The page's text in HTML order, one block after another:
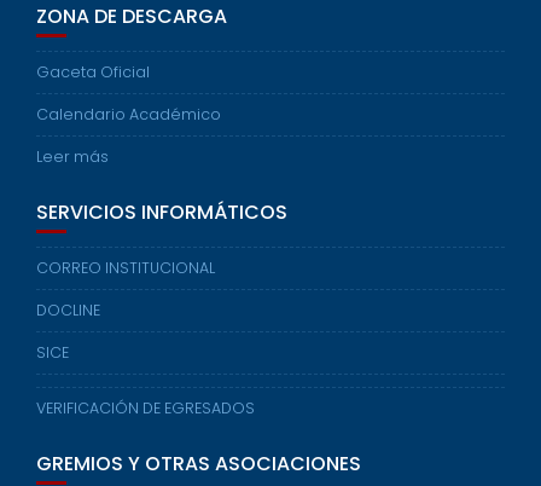
ZONA DE DESCARGA
Gaceta Oficial
Calendario Académico
Leer más
SERVICIOS INFORMÁTICOS
CORREO INSTITUCIONAL
DOCLINE
SICE
VERIFICACIÓN DE EGRESADOS
GREMIOS Y OTRAS ASOCIACIONES